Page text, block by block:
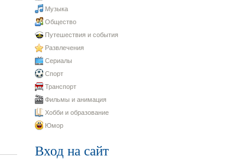
Музыка
Общество
Путешествия и события
Развлечения
Сериалы
Спорт
Транспорт
Фильмы и анимация
Хобби и образование
Юмор
Вход на сайт